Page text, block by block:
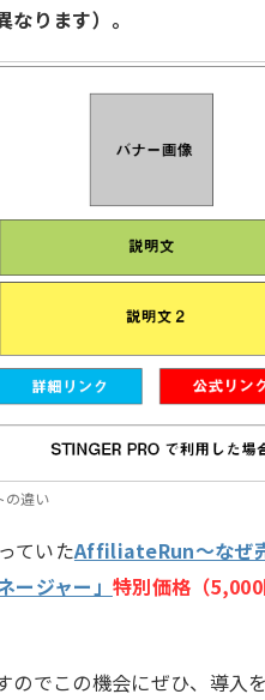
ります）。
の違い
ていたAffiliateRun～なぜ
ジャー」 特別価格（
のでこの機会にぜひ、導入